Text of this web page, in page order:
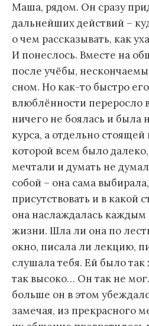
Маша, рядом. Он сразу
дальнейших действий –
о чем рассказывать, как
И понеслось. Вместе на
после учёбы,
сном. Но как-то быстро
влюблённости переросло
ничего не боялась и была
курса, а отдельно
которой всем было
мечтали и думать не
собой – она сама
присутствовать и в какой
она наслаждалась
жизни. Шла ли она по
окно, писала ли лекцию,
слушала тебя. Ей было
так высоко… Он так не
больше он в этом
замечая, из прекрасного